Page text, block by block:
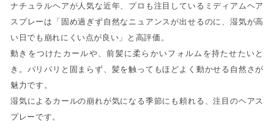
ナチュラルヘアが人気な近年、プロも注目しているミディアムヘア
スプレーは「固め過ぎず自然なニュアンスが出せるのに、湿気が高
い日でも崩れにくい点が良い」と高評価。
動きをつけたカールや、前髪に柔らかいフォルムを持たせたいと
き。パリパリと固まらず、髪を触ってもほどよく動かせる自然さが
魅力です。
湿気によるカールの崩れが気になる季節にも頼れる、注目のヘアス
プレーです。